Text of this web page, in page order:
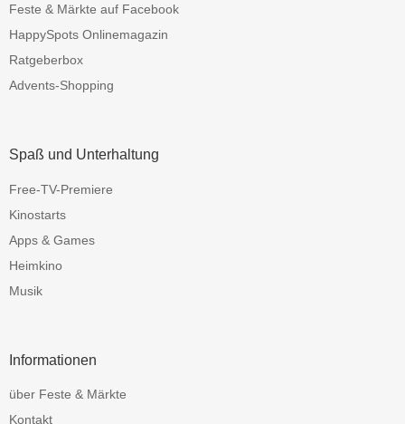
Feste & Märkte auf Facebook
HappySpots Onlinemagazin
Ratgeberbox
Advents-Shopping
Spaß und Unterhaltung
Free-TV-Premiere
Kinostarts
Apps & Games
Heimkino
Musik
Informationen
über Feste & Märkte
Kontakt